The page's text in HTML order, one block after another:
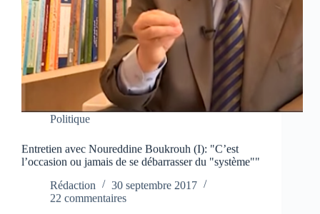
Politique
Entretien avec Noureddine Boukrouh (I): "C’est
l’occasion ou jamais de se débarrasser du "système""
Rédaction
30 septembre 2017
22 commentaires